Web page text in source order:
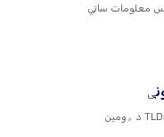
معلومات ساتي